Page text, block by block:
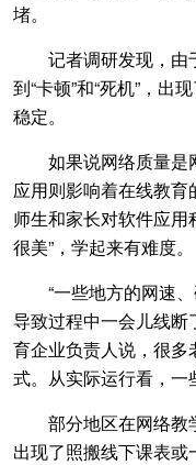
堵。
记者调研发现，由
到“卡顿”和“死机”，出
稳定。
如果说网络质量是
应用则影响着在线教育
师生和家长对软件应用
很美”，学起来有难度。
“一些地方的网速、
导致过程中一会儿线断
育企业负责人说，很
式。从实际运行看，一
部分地区在网络教
出现了照搬线下课表或